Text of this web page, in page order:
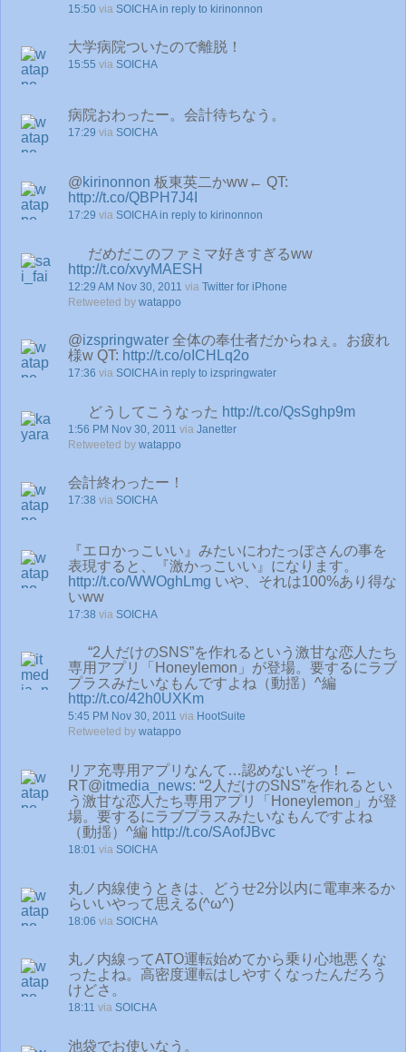
15:50 via SOICHA in reply to kirinonnon
大学病院ついたので離脱！
15:55 via SOICHA
病院おわったー。会計待ちなう。
17:29 via SOICHA
@kirinonnon 板東英二かww← QT:
http://t.co/QBPH7J4I
17:29 via SOICHA in reply to kirinonnon
だめだこのファミマ好きすぎるww
http://t.co/xvyMAESH
12:29 AM Nov 30, 2011 via Twitter for iPhone
Retweeted by watappo
@izspringwater 全体の奉仕者だからねぇ。お疲れ
様w QT: http://t.co/oICHLq2o
17:36 via SOICHA in reply to izspringwater
どうしてこうなった http://t.co/QsSghp9m
1:56 PM Nov 30, 2011 via Janetter
Retweeted by watappo
会計終わったー！
17:38 via SOICHA
『エロかっこいい』みたいにわたっぽさんの事を
表現すると、『激かっこいい』になります。
http://t.co/WWOghLmg いや、それは100%あり得な
いww
17:38 via SOICHA
“2人だけのSNS”を作れるという激甘な恋人たち
専用アプリ「Honeylemon」が登場。要するにラブ
プラスみたいなもんですよね（動揺）^編
http://t.co/42h0UXKm
5:45 PM Nov 30, 2011 via HootSuite
Retweeted by watappo
リア充専用アプリなんて…認めないぞっ！←
RT@itmedia_news: “2人だけのSNS”を作れるとい
う激甘な恋人たち専用アプリ「Honeylemon」が登
場。要するにラブプラスみたいなもんですよね
（動揺）^編 http://t.co/SAofJBvc
18:01 via SOICHA
丸ノ内線使うときは、どうせ2分以内に電車来るか
らいいやって思える(^ω^)
18:06 via SOICHA
丸ノ内線ってATO運転始めてから乗り心地悪くな
ったよね。高密度運転はしやすくなったんだろう
けどさ。
18:11 via SOICHA
池袋でお使いなう。